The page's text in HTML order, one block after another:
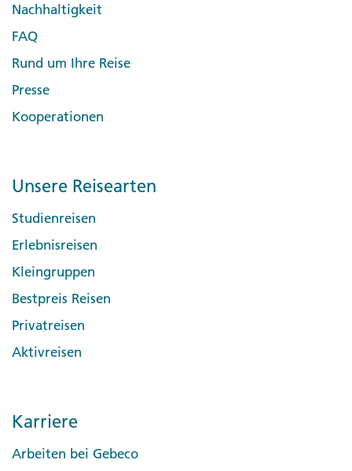
Nachhaltigkeit
FAQ
Rund um Ihre Reise
Presse
Kooperationen
Unsere Reisearten
Studienreisen
Erlebnisreisen
Kleingruppen
Bestpreis Reisen
Privatreisen
Aktivreisen
Karriere
Arbeiten bei Gebeco